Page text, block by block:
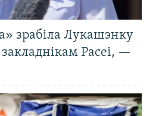
зрабіла Лукашэнку
Расеі, —